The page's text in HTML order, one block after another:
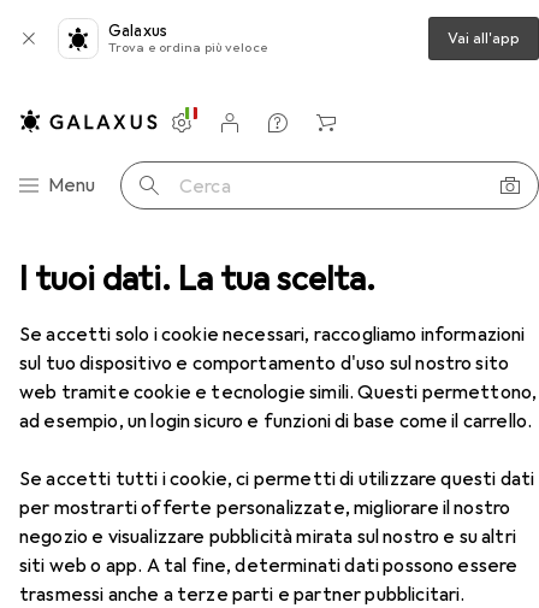
I tuoi dati. La tua scelta.
Se accetti solo i cookie necessari, raccogliamo informazioni
sul tuo dispositivo e comportamento d'uso sul nostro sito
web tramite cookie e tecnologie simili. Questi permettono,
ad esempio, un login sicuro e funzioni di base come il carrello.
Se accetti tutti i cookie, ci permetti di utilizzare questi dati
per mostrarti offerte personalizzate, migliorare il nostro
negozio e visualizzare pubblicità mirata sul nostro e su altri
siti web o app. A tal fine, determinati dati possono essere
trasmessi anche a terze parti e partner pubblicitari.
Galaxus
Trova e ordina più veloce Vai all'app
Categoria Navigazione
Menu Cerca
Impostazioni
Conto cliente
Liste di confronto
Liste dei desideri
Carrello
Sex Toys Anello fallico You2Toys Diventa duro
You2ToysDiventa duro
2.50 cm
Accessori per You2Toys Diventa
duro